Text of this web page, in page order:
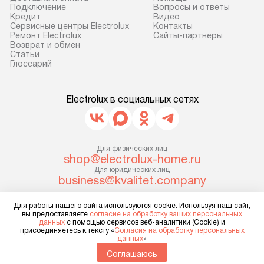
Пожалуйста, уточняйте условия
доставки у менеджера при
оформлении заказа.
В оговоренный день служба
доставки доставит упакованный
Если необходимо переместить
прибор до места установки,
уточните это с менеджером.
За данную услугу взимается
дополнительная плата. Важно
прибора не позволяют ему пройти
через дверной проем, сотрудники
транспортной службы не могут
демонтировать дверцы, ручки или
другие выступающие элементы, так
предполагают,
установленной
включает в
подключение к
коммуникациям,
В стандартную
не включаются:
коммуникаций,
Подключение
Кредит
Сервисные центры Electrolux
Ремонт Electrolux
Возврат и обмен
Cтатьи
Глоссарий
Вопросы и ответы
Видео
Контакты
Сайты-партнеры
Electrolux в социальных сетях
Для физических лиц
shop@electrolux-home.ru
Для юридических лиц
business@kvalitet.company
НАПИСАТЬ РУКОВОДСТВУ
Политика конфиденциальности
Условия продажи
Карта сайта
Для работы нашего сайта используются cookie. Используя наш сайт,
вы предоставляете согласие на обработку ваших персональных
данных с помощью сервисов веб-аналитики (Cookie) и
присоединяетесь к тексту «Согласия на обработку персональных
данных»
Соглашаюсь